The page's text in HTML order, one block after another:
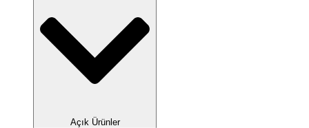
Açık Ürünler